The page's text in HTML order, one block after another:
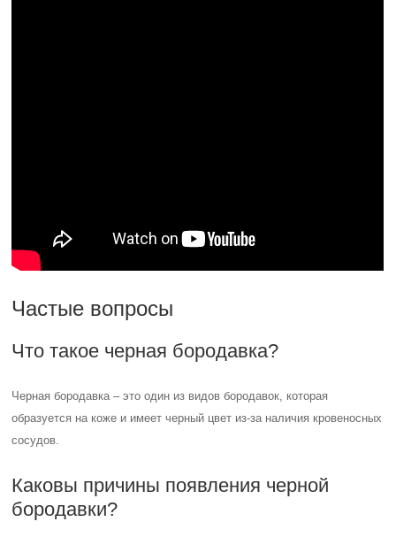
Частые вопросы
Что такое черная бородавка?
Черная бородавка – это один из видов бородавок, которая
образуется на коже и имеет черный цвет из-за наличия кровеносных
сосудов.
Каковы причины появления черной
бородавки?